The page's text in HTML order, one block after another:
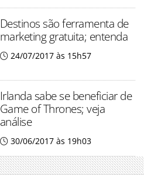
Destinos são ferramenta de
marketing gratuita; entenda
24/07/2017 às 15h57
Irlanda sabe se beneficiar de
Game of Thrones; veja
análise
30/06/2017 às 19h03